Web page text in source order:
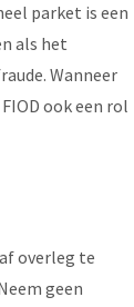
parket is een
als het
Wanneer
ook een rol
overleg te
geen